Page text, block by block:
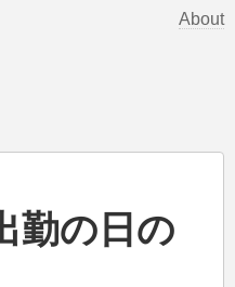
About
勤の日の